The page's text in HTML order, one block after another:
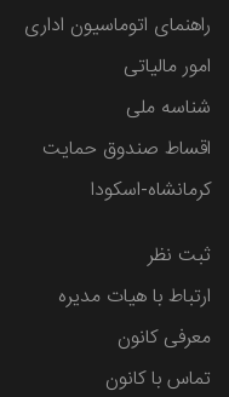
راهنمای اتوماسیون اداری
امور مالیاتی
شناسه ملی
اقساط صندوق حمایت
کرمانشاه-اسکودا
ثبت نظر
ارتباط با هیات مدیره
معرفی کانون
تماس با کانون